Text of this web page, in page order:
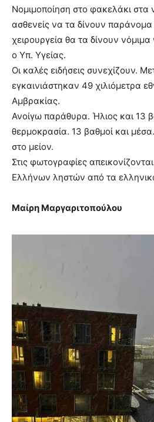
Νομιμοποίηση στο φακελάκι στα
ασθενείς να τα δίνουν παράνομα
χειρουργεία θα τα δίνουν νόμιμα
ο Υπ. Υγείας.
Οι καλές ειδήσεις συνεχίζουν.
εγκαινιάστηκαν 49 χιλιόμετρα
Αμβρακίας.
Ανοίγω παράθυρα. Ήλιος και 13
θερμοκρασία. 13 βαθμοί και
στο μείον.
Στις φωτογραφίες
Ελλήνων ληστών από τα
Μαίρη Μαργαριτοπούλου